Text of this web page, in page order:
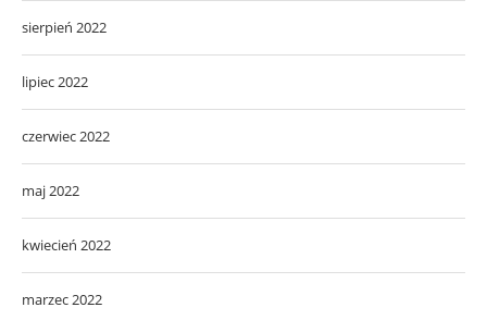
sierpień 2022
lipiec 2022
czerwiec 2022
maj 2022
kwiecień 2022
marzec 2022